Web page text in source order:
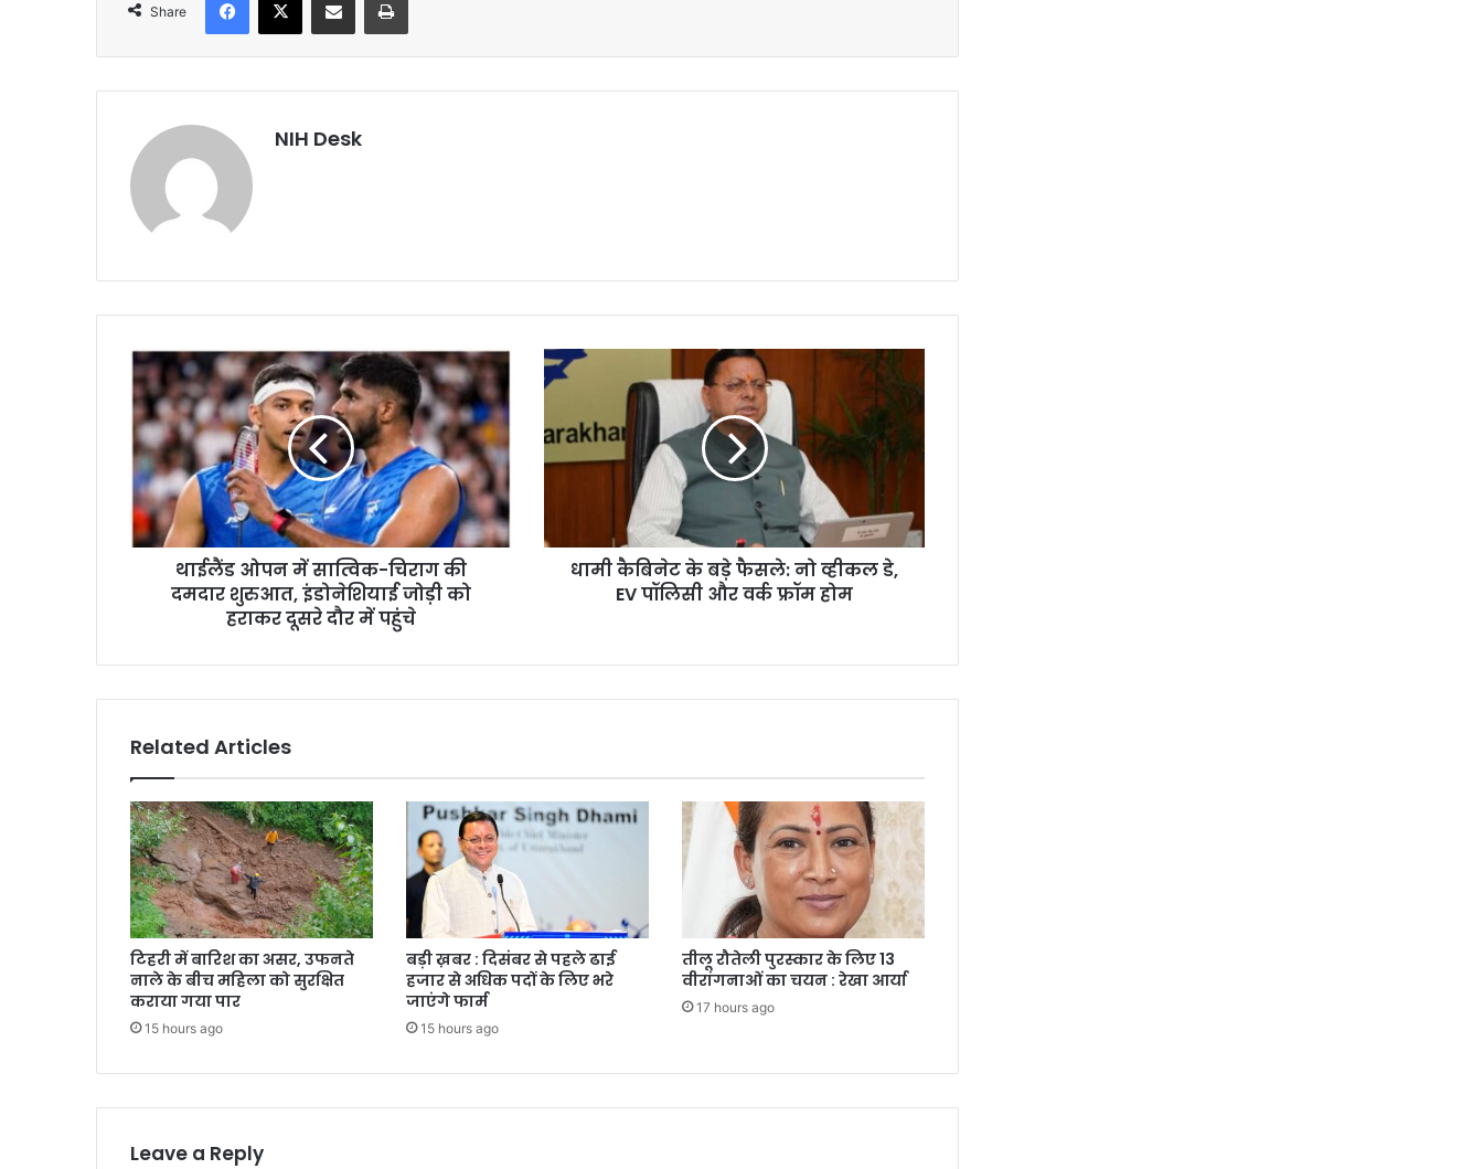
Share
NIH Desk
थाईलैंड
ओपन
में
सात्विक-
चिराग
की
दमदार
शुरुआत,
इंडोनेशियाई
दौर
थाईलैंड ओपन में सात्विक-चिराग की
दमदार शुरुआत, इंडोनेशियाई जोड़ी को
हराकर दूसरे दौर में पहुंचे
धामी
कैबिनेट
बड़े
EV
पॉलिसी
होम
धामी कैबिनेट के बड़े फैसले: नो व्हीकल डे,
EV पॉलिसी और वर्क फ्रॉम होम
Related Articles
टिहरी में बारिश का असर, उफनते
नाले के बीच महिला को सुरक्षित
कराया गया पार
15 hours ago
बड़ी ख़बर : दिसंबर से पहले ढाई
हजार से अधिक पदों के लिए भरे
जाएंगे फार्म
15 hours ago
तीलू रौतेली पुरस्कार के लिए 13
वीरांगनाओं का चयन : रेखा आर्या
17 hours ago
Leave a Reply